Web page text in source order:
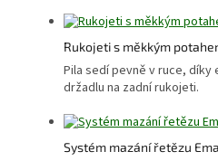
Rukojeti s měkkým
Pila sedí pevně v ruce,
držadlu na zadní rukojeti.
Systém mazání řetězu